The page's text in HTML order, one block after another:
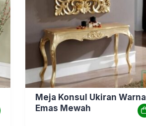
Meja Konsul Ukiran Warna
Emas Mewah